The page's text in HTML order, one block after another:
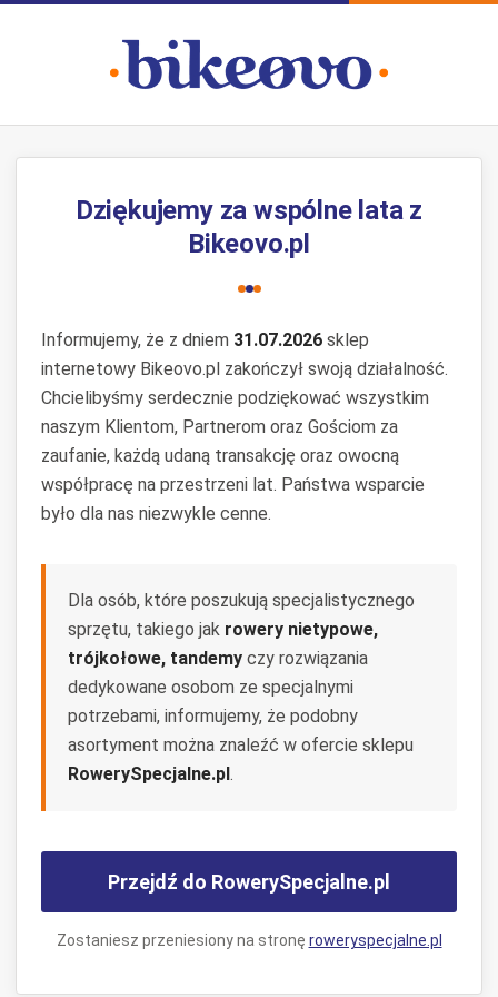
Dziękujemy za wspólne lata z
Bikeovo.pl
Informujemy, że z dniem 31.07.2026 sklep
internetowy Bikeovo.pl zakończył swoją działalność.
Chcielibyśmy serdecznie podziękować wszystkim
naszym Klientom, Partnerom oraz Gościom za
zaufanie, każdą udaną transakcję oraz owocną
współpracę na przestrzeni lat. Państwa wsparcie
było dla nas niezwykle cenne.
Dla osób, które poszukują specjalistycznego
sprzętu, takiego jak rowery nietypowe,
trójkołowe, tandemy czy rozwiązania
dedykowane osobom ze specjalnymi
potrzebami, informujemy, że podobny
asortyment można znaleźć w ofercie sklepu
RowerySpecjalne.pl.
Przejdź do RowerySpecjalne.pl
Zostaniesz przeniesiony na stronę roweryspecjalne.pl